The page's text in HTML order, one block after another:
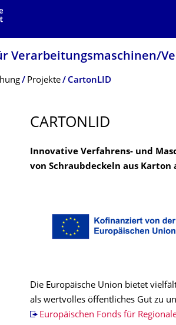
Verarbeitungs­maschinen/
Projekte CartonLID
CARTONLID
Innovative Verfahrens- und
von Schraubdeckeln aus
Die Europäische Union bietet
als wertvolles öffentliches Gut zu
Europäischen Fonds für